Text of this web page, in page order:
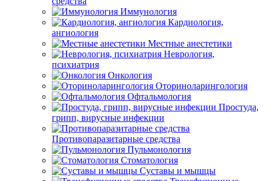
Иммунология
Кардиология,
ангиология
Местные анестетики
Неврология,
психиатрия
Онкология
Оториноларингология
Офтальмология
Простуда,
грипп, вирусные инфекции
Противопаразитарные средства
Пульмонология
Стоматология
Суставы и мышцы